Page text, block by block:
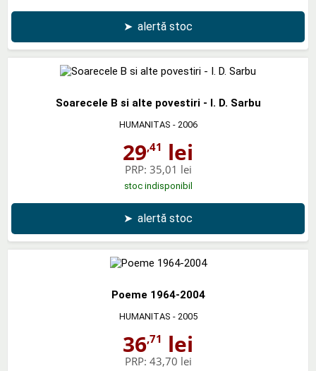
➤ alertă stoc
Soarecele B si alte povestiri - I. D. Sarbu
HUMANITAS - 2006
29,41 lei
PRP: 35,01 lei
stoc indisponibil
➤ alertă stoc
Poeme 1964-2004
HUMANITAS - 2005
36,71 lei
PRP: 43,70 lei